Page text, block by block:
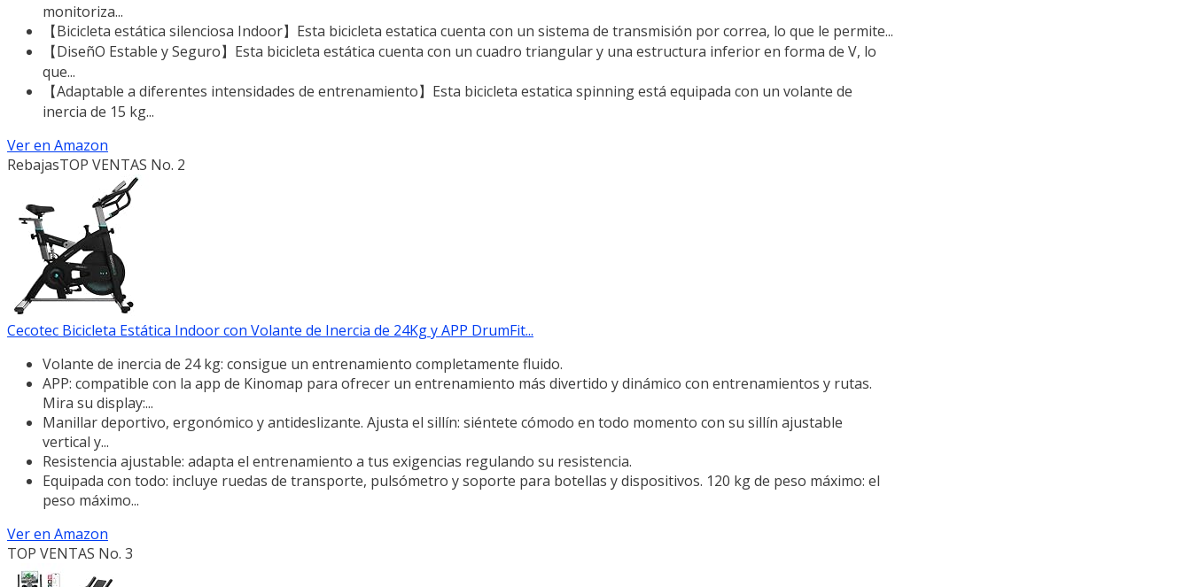
monitoriza...
【Bicicleta estática silenciosa Indoor】Esta bicicleta estatica cuenta con un sistema de transmisión por correa, lo que le permite...
【DiseñO Estable y Seguro】Esta bicicleta estática cuenta con un cuadro triangular y una estructura inferior en forma de V, lo
que...
【Adaptable a diferentes intensidades de entrenamiento】Esta bicicleta estatica spinning está equipada con un volante de
inercia de 15 kg...
Ver en Amazon
RebajasTOP VENTAS No. 2
Cecotec Bicicleta Estática Indoor con Volante de Inercia de 24Kg y APP DrumFit...
Volante de inercia de 24 kg: consigue un entrenamiento completamente fluido.
APP: compatible con la app de Kinomap para ofrecer un entrenamiento más divertido y dinámico con entrenamientos y rutas.
Mira su display:...
Manillar deportivo, ergonómico y antideslizante. Ajusta el sillín: siéntete cómodo en todo momento con su sillín ajustable
vertical y...
Resistencia ajustable: adapta el entrenamiento a tus exigencias regulando su resistencia.
Equipada con todo: incluye ruedas de transporte, pulsómetro y soporte para botellas y dispositivos. 120 kg de peso máximo: el
peso máximo...
Ver en Amazon
TOP VENTAS No. 3